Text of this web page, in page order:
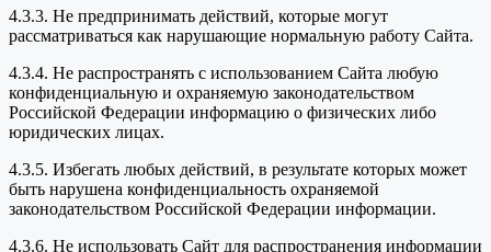
4.3.3. Не предпринимать действий, которые могут
рассматриваться как нарушающие нормальную работу Сайта.
4.3.4. Не распространять с использованием Сайта любую
конфиденциальную и охраняемую законодательством
Российской Федерации информацию о физических либо
юридических лицах.
4.3.5. Избегать любых действий, в результате которых может
быть нарушена конфиденциальность охраняемой
законодательством Российской Федерации информации.
4.3.6. Не использовать Сайт для распространения информации